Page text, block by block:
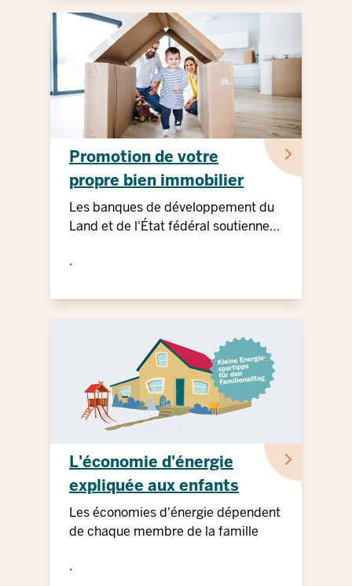
Promotion de votre
propre bien immobilier
Les banques de développement du
Land et de l'État fédéral soutiennent
accordant des prêts à faible taux
.
L'économie d'énergie
expliquée aux enfants
Les économies d'énergie dépendent
de chaque membre de la famille
.